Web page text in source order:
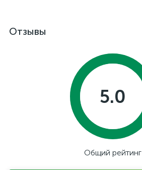
Отзывы
5.0
Общий рейтинг